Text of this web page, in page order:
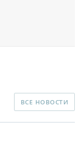
ВСЕ НОВОСТИ